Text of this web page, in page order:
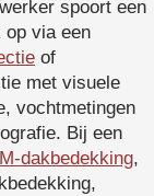
spoort een
op via een
of
met visuele
vochtmetingen
Bij een
dakbedekking,